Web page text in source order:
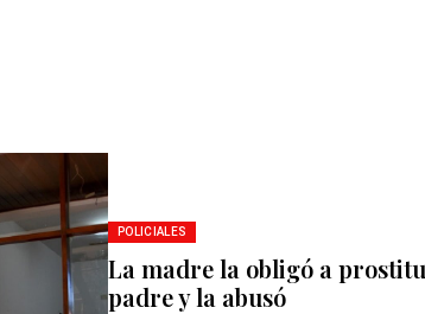
POLICIALES
La madre la obligó a
padre y la abusó